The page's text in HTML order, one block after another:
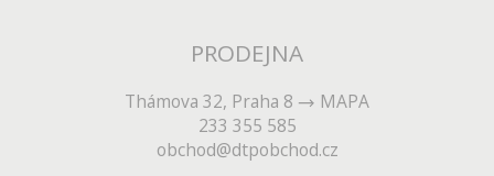
PRODEJNA
Thámova 32, Praha 8
MAPA
233 355 585
obchod@dtpobchod.cz